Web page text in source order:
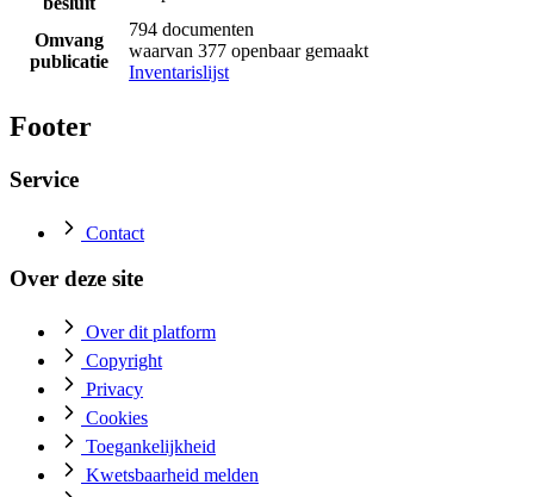
Omvang
publicatie
794 documenten
waarvan 377 openbaar gemaakt
Inventarislijst
Footer
Service
Contact
Over deze site
Over dit platform
Copyright
Privacy
Cookies
Toegankelijkheid
Kwetsbaarheid melden